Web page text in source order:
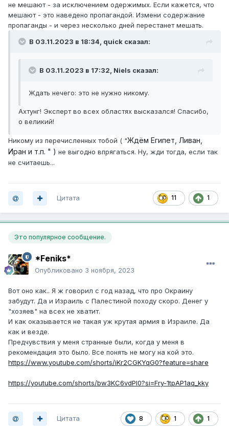
не мешают - за исключением одержимых. Если кажется, что
мешают - это наведено пропагандой. Измени содержание
пропаганды - и через несколько дней перестанет мешать.
В 03.11.2023 в 18:34, quick сказал:
В 03.11.2023 в 17:32, Niels сказал:
Ждать нечего: это не нужно никому.
Ахтунг! Эксперт во всех областях высказался! Спасибо,
о великий!
Никому из перечисленных тобой ( "Ждём Египет, Ливан,
Иран и т.п. " ) не выгодно впрягаться. Ну, жди тогда, если так
не считаешь...
11 1
Цитата
Это популярное сообщение.
*Feniks*
Опубликовано 3 ноября, 2023
Вот оно как.. Я ж говорил с год назад, что про Окраину
забудут. Да и Израиль с Палестиной походу скоро. Денег у
"хозяев" на всех не хватит.
И как оказывается не такая уж крутая армия в Израиле. Да
как и везде.
Предчувствия у меня странные были, когда у меня в
рекомендация это было. Все понять не могу на кой это.
https://www.youtube.com/shorts/iKr2CGKYqG0?feature=share
https://youtube.com/shorts/bw3KC6vdPl0?si=Fry-1tpAP1aq_kky
8 1 1
Цитата